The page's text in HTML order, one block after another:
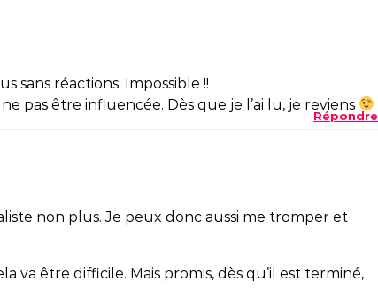
sans réactions. Impossible !!
pas être influencée. Dès que je l’ai lu, je reviens
Répondre
non plus. Je peux donc aussi me tromper et
va être difficile. Mais promis, dès qu’il est terminé,